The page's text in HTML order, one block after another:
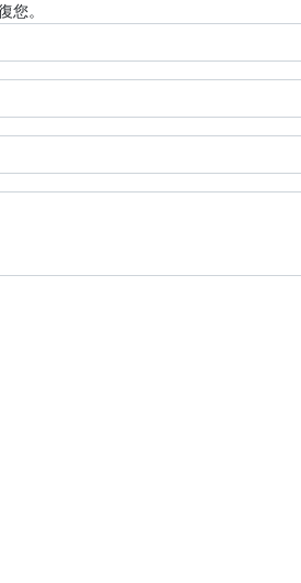
您。